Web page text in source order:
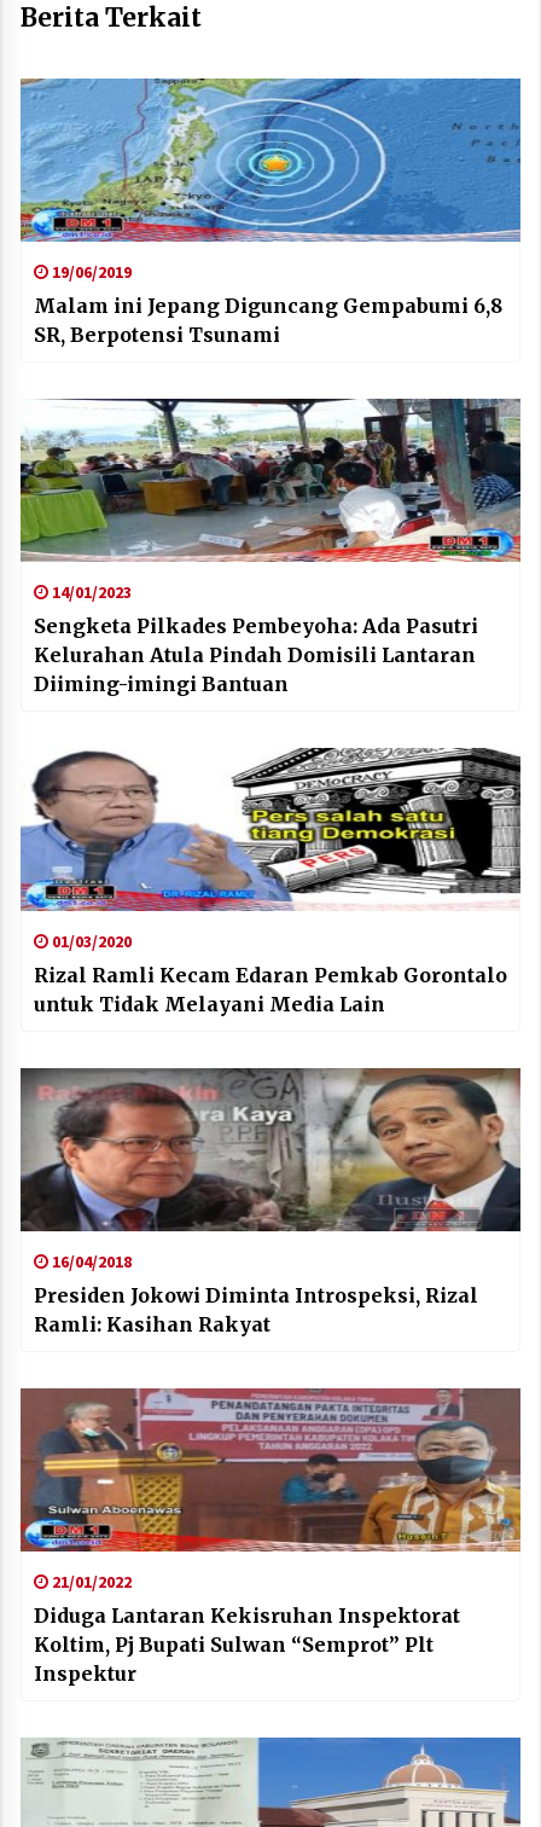
Berita Terkait
19/06/2019
Malam ini Jepang Diguncang Gempabumi 6,8
SR, Berpotensi Tsunami
14/01/2023
Sengketa Pilkades Pembeyoha: Ada Pasutri
Kelurahan Atula Pindah Domisili Lantaran
Diiming-imingi Bantuan
01/03/2020
Rizal Ramli Kecam Edaran Pemkab Gorontalo
untuk Tidak Melayani Media Lain
16/04/2018
Presiden Jokowi Diminta Introspeksi, Rizal
Ramli: Kasihan Rakyat
21/01/2022
Diduga Lantaran Kekisruhan Inspektorat
Koltim, Pj Bupati Sulwan “Semprot” Plt
Inspektur